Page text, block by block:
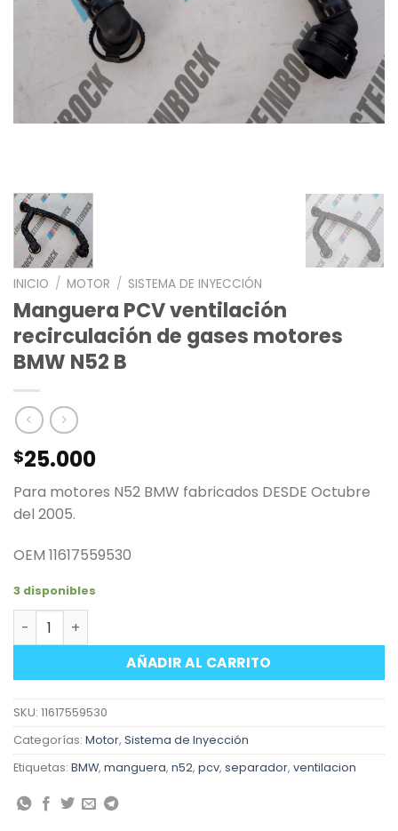
INICIO / MOTOR / SISTEMA DE INYECCIÓN
Manguera PCV ventilación
recirculación de gases motores
BMW N52 B
$25.000
Para motores N52 BMW fabricados DESDE Octubre
del 2005.
OEM 11617559530
3 disponibles
Manguera PCV ventilación recirculación de gases
AÑADIR AL CARRITO
SKU: 11617559530
Categorías: Motor, Sistema de Inyección
Etiquetas: BMW, manguera, n52, pcv, separador, ventilacion